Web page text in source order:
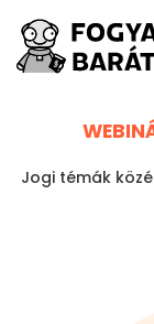
Jogi témák